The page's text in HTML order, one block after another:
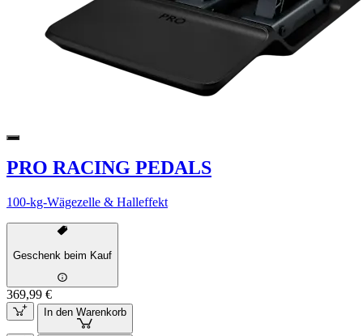
PRO RACING PEDALS
100-kg-Wägezelle & Halleffekt
Geschenk beim Kauf
369,99 €
In den Warenkorb